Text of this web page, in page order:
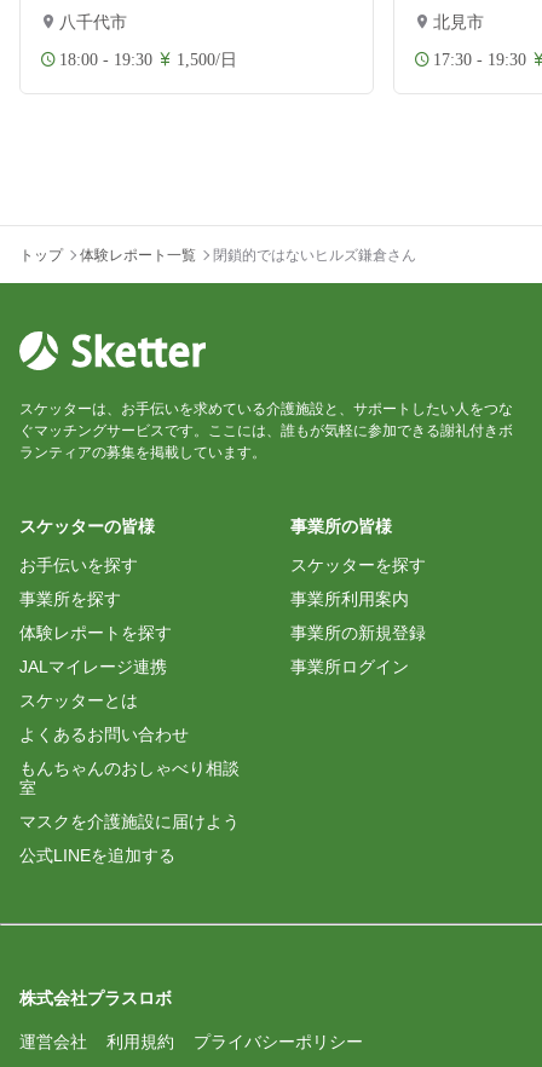
八千代市
18:00 - 19:30 1,500/日
北見市
17:30 - 19:30
トップ 体験レポート一覧 閉鎖的ではないヒルズ鎌倉さん
スケッターは、お手伝いを求めている介護施設と、サポートしたい人をつな
ぐマッチングサービスです。ここには、誰もが気軽に参加できる謝礼付きボ
ランティアの募集を掲載しています。
スケッターの皆様
お手伝いを探す
事業所を探す
体験レポートを探す
JALマイレージ連携
スケッターとは
よくあるお問い合わせ
もんちゃんのおしゃべり相談
室
マスクを介護施設に届けよう
公式LINEを追加する
事業所の皆様
スケッターを探す
事業所利用案内
事業所の新規登録
事業所ログイン
株式会社プラスロボ
運営会社 利用規約 プライバシーポリシー